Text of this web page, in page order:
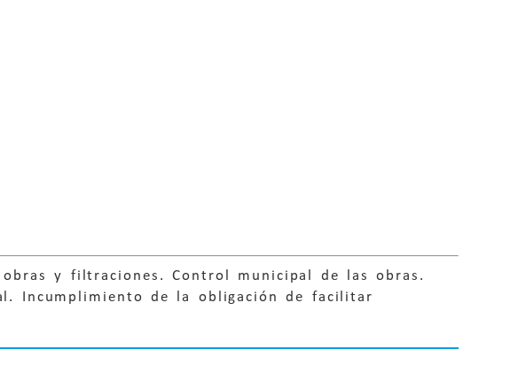
obras y filtraciones. Control municipal de las obras.
Incumplimiento de la obligación de facilitar